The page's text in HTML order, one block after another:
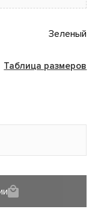
Зеленый
Таблица размеров